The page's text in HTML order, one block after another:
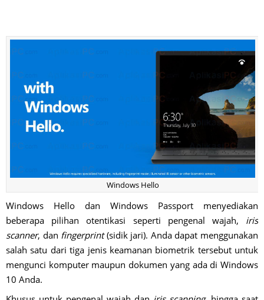
Windows Hello
Windows Hello dan Windows Passport menyediakan
beberapa pilihan otentikasi seperti pengenal wajah, iris
scanner, dan fingerprint(sidik jari). Anda dapat menggunakan
salah satu dari tiga jenis keamanan biometrik tersebut untuk
mengunci komputer maupun dokumen yang ada di Windows
10 Anda.